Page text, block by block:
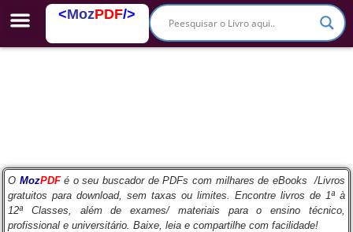
<MozPDF/>
O MozPDF é o seu buscador de PDFs com milhares de eBooks /Livros
gratuitos para download, sem taxas ou limites. Encontre livros de 1ª à
12ª Classes, além de exames/ materiais para o ensino técnico,
profissional e universitário. Baixe, leia e compartilhe com facilidade!